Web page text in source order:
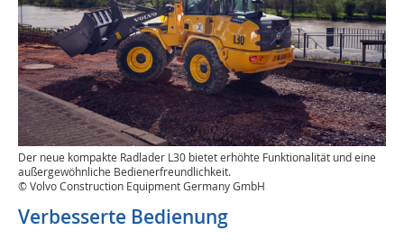
Der neue kompakte Radlader L30 bietet erhöhte Funktionalität und eine
außergewöhnliche Bedienerfreundlichkeit.
© Volvo Construction Equipment Germany GmbH
Verbesserte Bedienung